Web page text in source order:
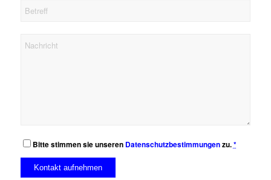
Bitte stimmen sie unseren Datenschutzbestimmungenzu.*